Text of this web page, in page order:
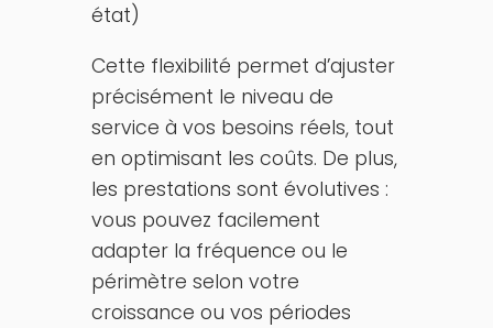
état)
Cette flexibilité permet d’ajuster
précisément le niveau de
service à vos besoins réels, tout
en optimisant les coûts. De plus,
les prestations sont évolutives :
vous pouvez facilement
adapter la fréquence ou le
périmètre selon votre
croissance ou vos périodes